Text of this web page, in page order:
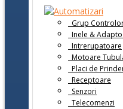
Grup
Inele &
Intrerupatoare
Motoare
Placi de
Receptoare
Senzori
Telecomenzi